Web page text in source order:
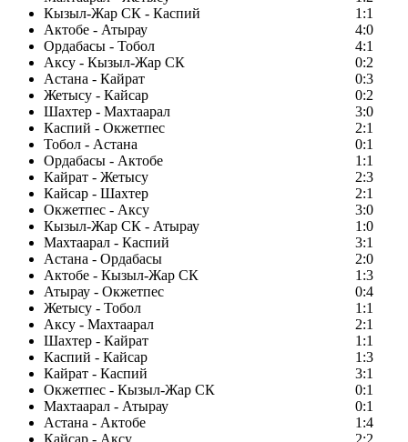
Кызыл-Жар СК - Каспий
1:1
Актобе - Атырау
4:0
Ордабасы - Тобол
4:1
Аксу - Кызыл-Жар СК
0:2
Астана - Кайрат
0:3
Жетысу - Кайсар
0:2
Шахтер - Махтаарал
3:0
Каспий - Окжетпес
2:1
Тобол - Астана
0:1
Ордабасы - Актобе
1:1
Кайрат - Жетысу
2:3
Кайсар - Шахтер
2:1
Окжетпес - Аксу
3:0
Кызыл-Жар СК - Атырау
1:0
Махтаарал - Каспий
3:1
Астана - Ордабасы
2:0
Актобе - Кызыл-Жар СК
1:3
Атырау - Окжетпес
0:4
Жетысу - Тобол
1:1
Аксу - Махтаарал
2:1
Шахтер - Кайрат
1:1
Каспий - Кайсар
1:3
Кайрат - Каспий
3:1
Окжетпес - Кызыл-Жар СК
0:1
Махтаарал - Атырау
0:1
Астана - Актобе
1:4